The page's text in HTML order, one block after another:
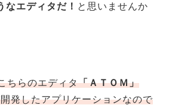
なエディタだ！ と思いませんか
ちらのエディタ「ＡＴＯＭ」
発したアプリケーションなので